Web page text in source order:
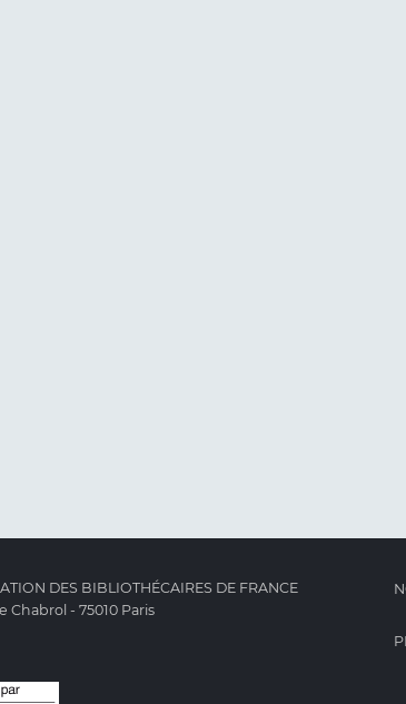
DES BIBLIOTHÉCAIRES DE FRANCE
Chabrol - 75010 Paris